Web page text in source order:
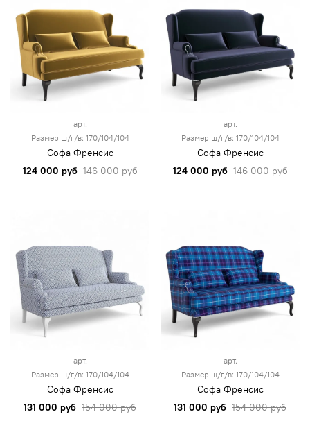
арт.
Размер ш/г/в: 170/104/104
Софа Френсис
124 000 руб 146 000 руб
арт.
Размер ш/г/в: 170/104/104
Софа Френсис
124 000 руб 146 000 руб
арт.
Размер ш/г/в: 170/104/104
Софа Френсис
131 000 руб 154 000 руб
арт.
Размер ш/г/в: 170/104/104
Софа Френсис
131 000 руб 154 000 руб